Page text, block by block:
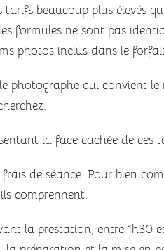
beaucoup plus élevés
formules ne sont pas
photos inclus dans le
photographe qui convient
la face cachée de ces
de séance. Pour bien
comprennent.
la prestation, entre 1h30